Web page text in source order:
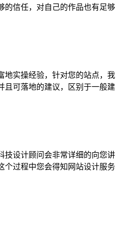
的信任，对自己的作品也有足够
地实操经验，针对您的站点，我
且可落地的建议，区别于一般建
技设计顾问会非常详细的向您讲
个过程中您会得知网站设计服务